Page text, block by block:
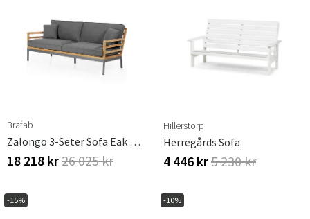
Brafab
Zalongo 3-Seter Sofa Eak Brafab
18 218 kr26 025 kr
Hillerstorp
Herregårds Sofa
4 446 kr5 230 kr
-15% -10%